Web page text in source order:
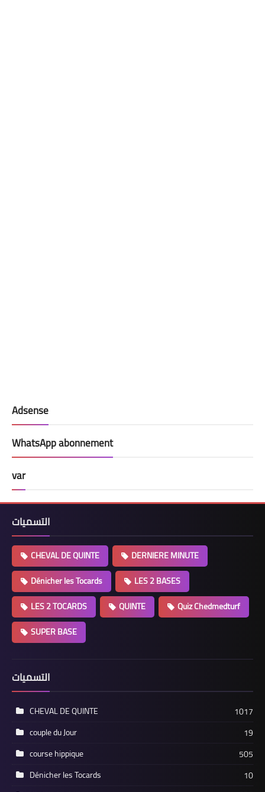
Adsense
WhatsApp abonnement
var
التسميات
CHEVAL DE QUINTE
DERNIERE MINUTE
Dénicher les Tocards
LES 2 BASES
LES 2 TOCARDS
QUINTE
Quiz Chedmedturf
SUPER BASE
التسميات
CHEVAL DE QUINTE
1017
couple du Jour
19
course hippique
505
Dénicher les Tocards
10